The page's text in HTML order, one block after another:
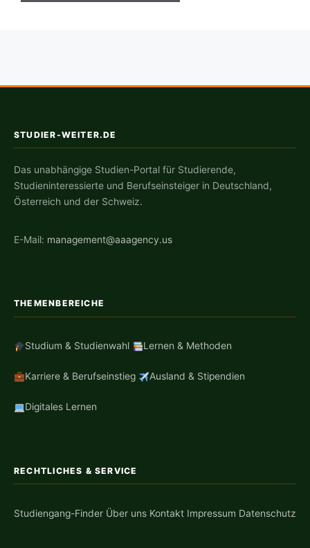
STUDIER-WEITER.DE
Das unabhängige Studien-Portal für Studierende,
Studieninteressierte und Berufseinsteiger in Deutschland,
Österreich und der Schweiz.
E-Mail: management@aaagency.us
THEMENBEREICHE
Studium & Studienwahl Lernen & Methoden
Karriere & Berufseinstieg Ausland & Stipendien
Digitales Lernen
RECHTLICHES & SERVICE
Studiengang-Finder Über uns Kontakt Impressum Datenschutz